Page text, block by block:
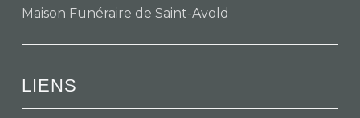
Maison Funéraire de Saint-Avold
LIENS